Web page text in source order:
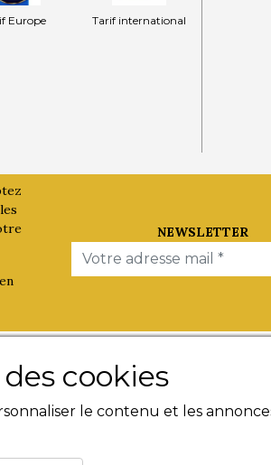
cookies
le contenu et les
Europe Tarif international
NEWSLETTER
Email
Les Evènements
Nuit de la Bouinotte